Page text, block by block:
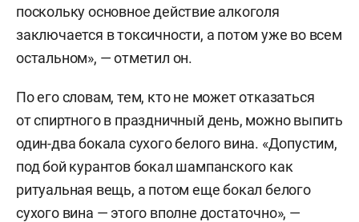
поскольку основное действие алкоголя
заключается в токсичности, а потом уже во всем
остальном», — отметил он.
По его словам, тем, кто не может отказаться
от спиртного в праздничный день, можно выпить
один-два бокала сухого белого вина. «Допустим,
под бой курантов бокал шампанского как
ритуальная вещь, а потом еще бокал белого
сухого вина — этого вполне достаточно», —